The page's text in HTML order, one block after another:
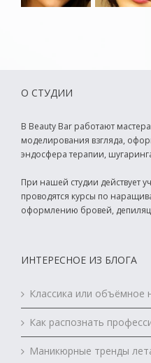
О СТУДИИ
В Beauty Bar работают
моделирования взгляда,
эндосфера терапии,
При нашей студии действует
проводятся курсы по
оформлению бровей,
ИНТЕРЕСНОЕ ИЗ БЛОГА
Классика или объёмное
Как распознать
Маникюрные тренды